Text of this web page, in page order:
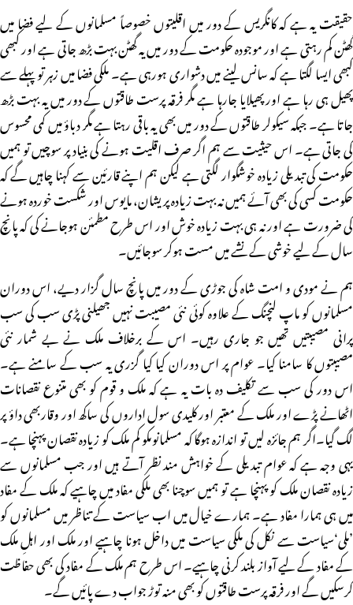
حقیقت یہ ہے کہ کانگریس کے دور میں اقلیتوں خصوصاً مسلمانوں کے لیے فضا میں
گھٹن کم رہتی ہے اور موجودہ حکومت کے دور میں یہ گھٹن بہت بڑھ جاتی ہے اور کبھی
کبھی ایسا لگتا ہے کہ سانس لینے میں دشواری ہورہی ہے۔ ملکی فضا میں زہر تو پہلے سے
پھیل ہی رہا ہے اور پھیلایا جارہا ہے مگر فرقہ پرست طاقتوں کے دور میں یہ بہت بڑھ
جاتا ہے۔ جبکہ سیکولر طاقتوں کے دور میں بھی یہ باقی رہتا ہے مگر دباؤ میں کمی محسوس
کی جاتی ہے۔ اس حیثیت سے ہم اگر صرف اقلیت ہونے کی بنیاد پر سوچیں تو ہمیں
حکومت کی تبدیلی زیادہ خوشگوار لگتی ہے لیکن ہم اپنے قارئین سے کہنا چاہیں گے کہ
حکومت کسی کی بھی آئے ہمیں نہ بہت زیادہ پریشان، مایوس اور شکست خوردہ ہونے
کی ضرورت ہے اور نہ ہی بہت زیادہ خوش اور اس طرح مطمئن ہوجانے کی کہ پانچ
سال کے لیے خوشی کے نشے میں مست ہوکر سوجائیں۔
ہم نے مودی و امت شاہ کی جوڑی کے دور میں پانچ سال گزار دیے، اس دوران
مسلمانوں کو ماپ لنچنگ کے علاوہ کوئی نئی مصیبت نہیں جھیلنی پڑی سب کی سب
پرانی مصیبتیں تھیں جو جاری رہیں۔ اس کے برخلاف ملک نے بے شمار نئی
مصیبتوں کا سامنا کیا۔ عوام پر اس دوران کیا کیا گزری یہ سب کے سامنے ہے۔
اس دور کی سب سے تکلیف دہ بات یہ ہے کہ ملک و قوم کو بھی متنوع نقصانات
اٹھانے پڑے اور ملک کے معتبر اور کلیدی سول اداروں کی ساکھ اور وقاربھی داؤ پر
لگ گیا۔اگر ہم جائزہ لیں تو اندازہ ہوگا کہ مسلمانوںکو کم ملک کو زیادہ نقصان پہنچا ہے۔
یہی وجہ ہے کہ عوام تبدیلی کے خواہش مند نظر آتے ہیں اور جب مسلمانوں سے
زیادہ نقصان ملک کو پہنچا ہے تو ہمیں سوچنا بھی ملکی مفاد میں چاہیے کہ ملک کے مفاد
میں ہی ہمارا مفاد ہے۔ ہمارے خیال میں اب سیاست کے تناظر میں مسلمانوں کو
’ملی‘سیاست سے نکل کی ملکی سیاست میں داخل ہونا چاہیے اور ملک اور اہلِ ملک
کے مفاد کے لیے آواز بلند کرنی چاہیے۔ اس طرح ہم ملک کے مفاد کی بھی حفاظت
کرسکیں گے اور فرقہ پرست طاقتوں کو بھی منہ توڑ جواب دے پائیں گے۔